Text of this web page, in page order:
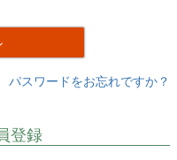
パスワードをお忘れですか？
登録